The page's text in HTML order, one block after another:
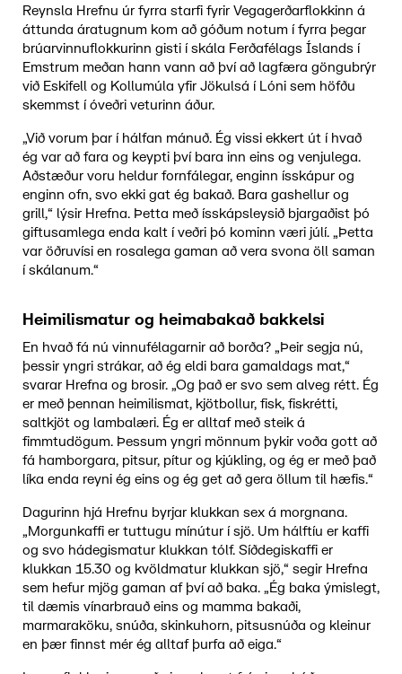
Reynsla Hrefnu úr fyrra starfi fyrir Vegagerðarflokkinn á
áttunda áratugnum kom að góðum notum í fyrra þegar
brúarvinnuflokkurinn gisti í skála Ferðafélags Íslands í
Emstrum meðan hann vann að því að lagfæra göngubrýr
við Eskifell og Kollumúla yfir Jökulsá í Lóni sem höfðu
skemmst í óveðri veturinn áður.
„Við vorum þar í hálfan mánuð. Ég vissi ekkert út í hvað
ég var að fara og keypti því bara inn eins og venjulega.
Aðstæður voru heldur fornfálegar, enginn ísskápur og
enginn ofn, svo ekki gat ég bakað. Bara gashellur og
grill,“ lýsir Hrefna. Þetta með ísskápsleysið bjargaðist þó
giftusamlega enda kalt í veðri þó kominn væri júlí. „Þetta
var öðruvísi en rosalega gaman að vera svona öll saman
í skálanum.“
Heimilismatur og heimabakað bakkelsi
En hvað fá nú vinnufélagarnir að borða? „Þeir segja nú,
þessir yngri strákar, að ég eldi bara gamaldags mat,“
svarar Hrefna og brosir. „Og það er svo sem alveg rétt. Ég
er með þennan heimilismat, kjötbollur, fisk, fiskrétti,
saltkjöt og lambalæri. Ég er alltaf með steik á
fimmtudögum. Þessum yngri mönnum þykir voða gott að
fá hamborgara, pitsur, pítur og kjúkling, og ég er með það
líka enda reyni ég eins og ég get að gera öllum til hæfis.“
Dagurinn hjá Hrefnu byrjar klukkan sex á morgnana.
„Morgunkaffi er tuttugu mínútur í sjö. Um hálftíu er kaffi
og svo hádegismatur klukkan tólf. Síðdegiskaffi er
klukkan 15.30 og kvöldmatur klukkan sjö,“ segir Hrefna
sem hefur mjög gaman af því að baka. „Ég baka ýmislegt,
til dæmis vínarbrauð eins og mamma bakaði,
marmaraköku, snúða, skinkuhorn, pitsusnúða og kleinur
en þær finnst mér ég alltaf þurfa að eiga.“